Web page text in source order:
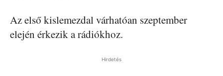
Az első kislemezdal várhatóan szeptember
elején érkezik a rádiókhoz.
Hirdetés